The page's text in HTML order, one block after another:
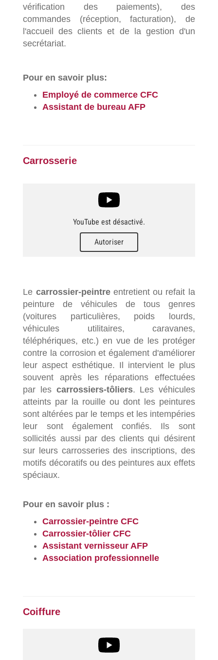
vérification des paiements), des
commandes (réception, facturation), de
l'accueil des clients et de la gestion d'un
secrétariat.
Pour en savoir plus:
Employé de commerce CFC
Assistant de bureau AFP
Carrosserie
YouTube est désactivé.
Autoriser
Le carrossier-peintreentretient ou refait la
peinture de véhicules de tous genres
(voitures particulières, poids lourds,
véhicules utilitaires, caravanes,
téléphériques, etc.) en vue de les protéger
contre la corrosion et également d'améliorer
leur aspect esthétique. Il intervient le plus
souvent après les réparations effectuées
par les carrossiers-tôliers. Les véhicules
atteints par la rouille ou dont les peintures
sont altérées par le temps et les intempéries
leur sont également confiés. Ils sont
sollicités aussi par des clients qui désirent
sur leurs carrosseries des inscriptions, des
motifs décoratifs ou des peintures aux effets
spéciaux.
Pour en savoir plus :
Carrossier-peintre CFC
Carrossier-tôlier CFC
Assistant vernisseur AFP
Association professionnelle
Coiffure